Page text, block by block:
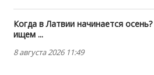
Когда в Латвии начинается
ищем ...
8 августа 2026 11:49